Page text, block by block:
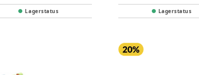
Lagerstatus Lagerstatus